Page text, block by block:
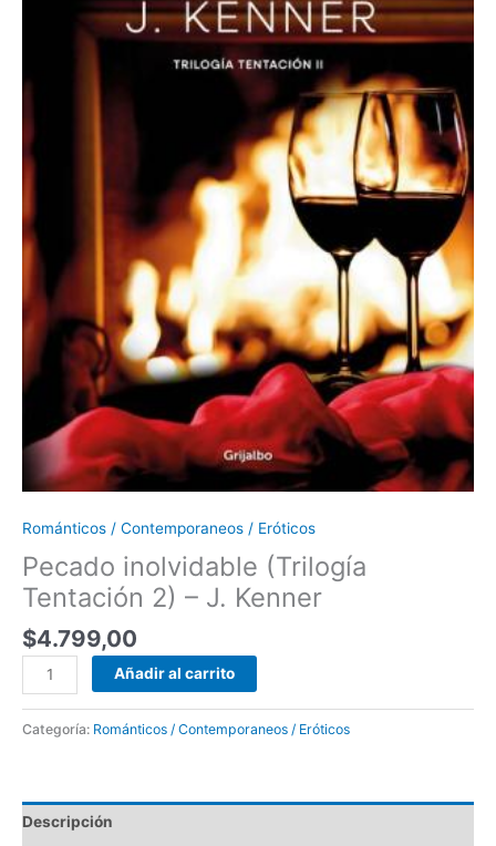
Románticos / Contemporaneos / Eróticos
Pecado inolvidable (Trilogía
Tentación 2) – J. Kenner
$4.799,00
Añadir al carrito
Categoría: Románticos / Contemporaneos / Eróticos
Descripción